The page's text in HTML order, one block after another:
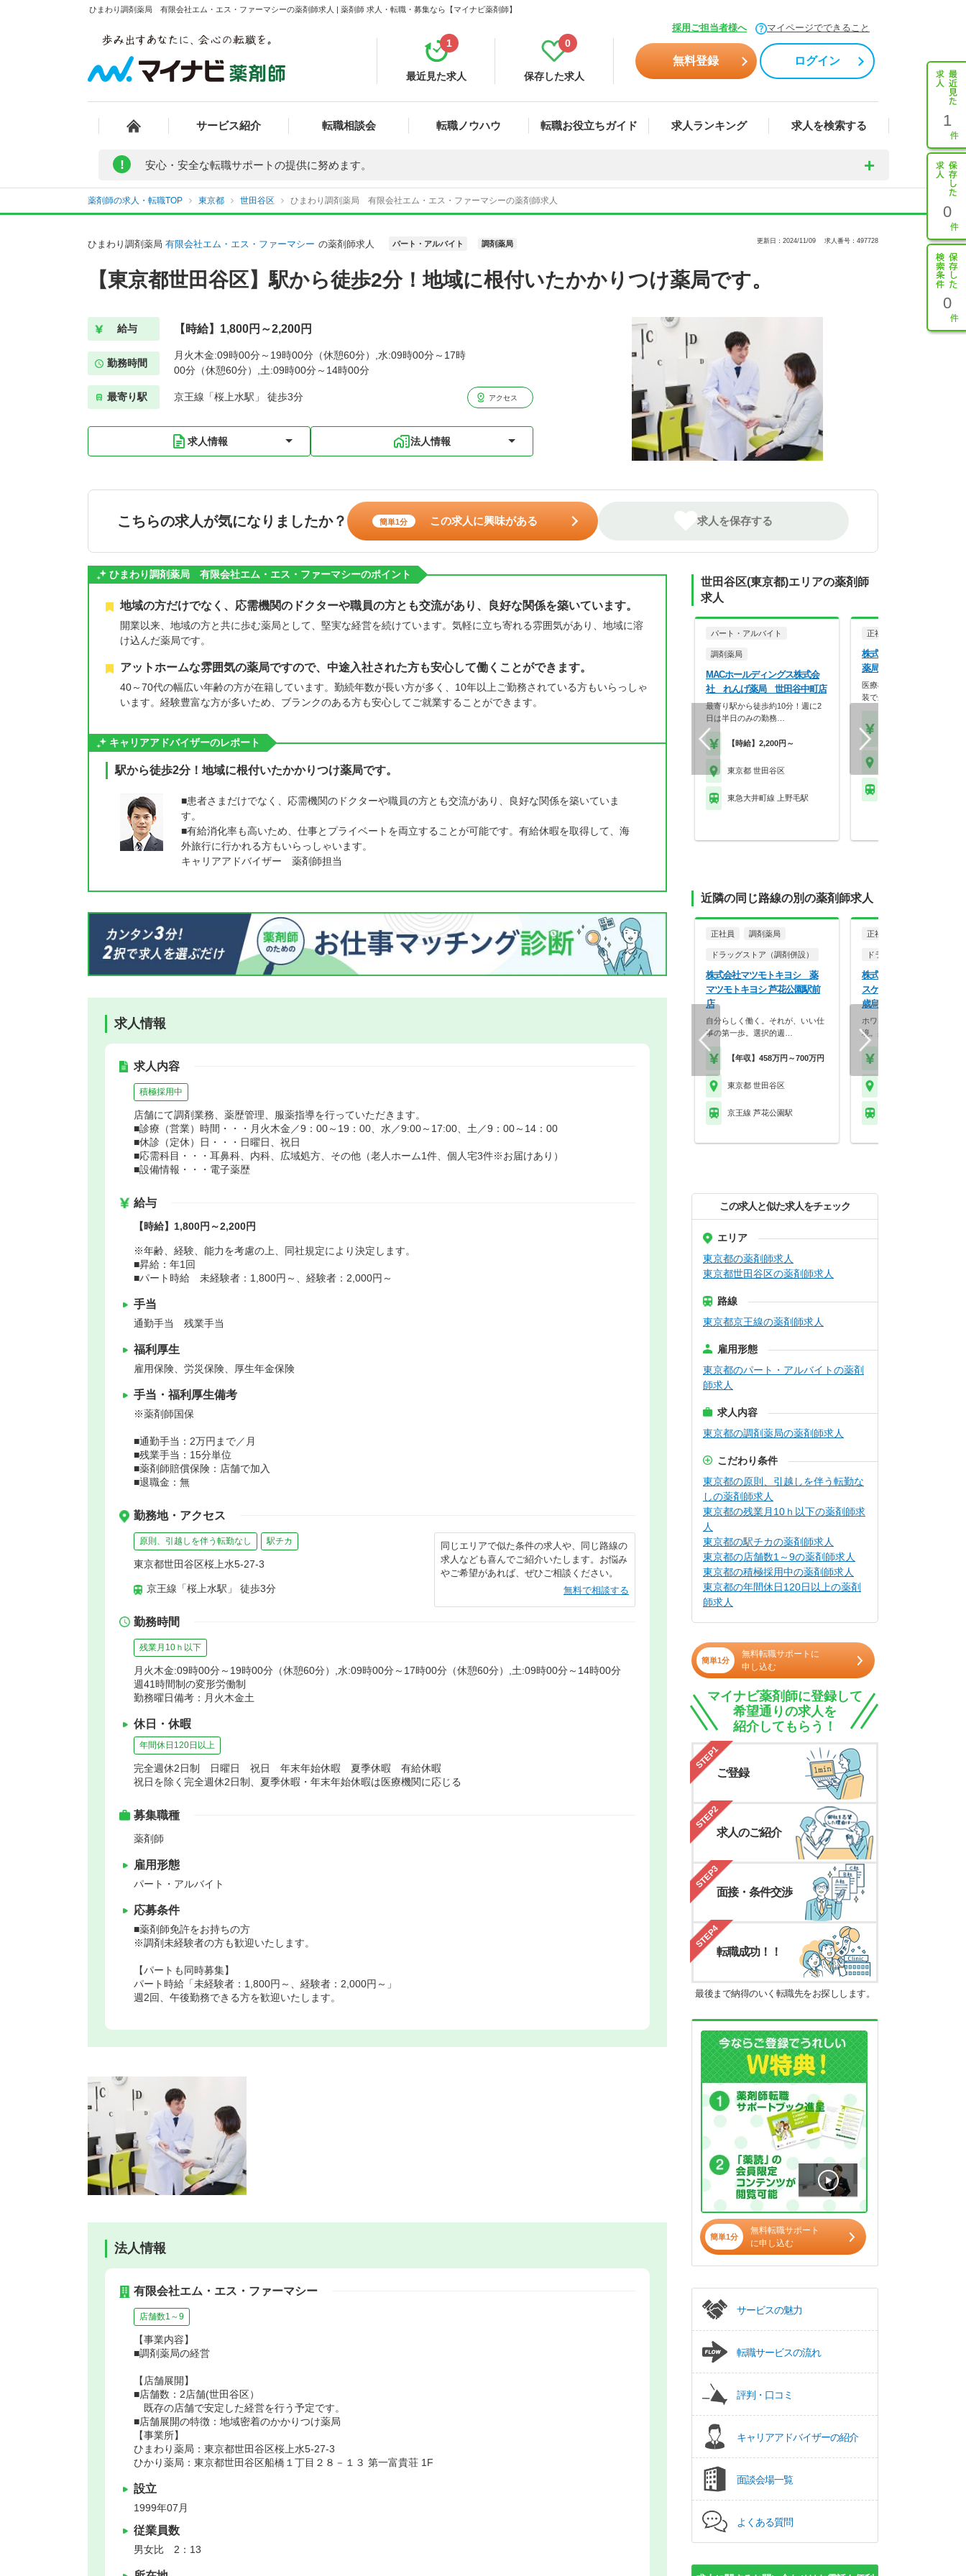
ひまわり調剤薬局 有限会社エム・エス・ファーマシーの薬剤師求人 | 薬剤師 求人・転職・募集なら【マイナビ薬剤師】
採用ご担当者様へ マイページでできること
最近見た求人
1
保存した求人
0
無料登録 ログイン
サービス紹介 転職相談会 転職ノウハウ 転職お役立ちガイド 求人ランキング 求人を検索する 1
0
0
! 安心・安全な転職サポートの提供に努めます。
薬剤師の求人・転職TOP 東京都 世田谷区 ひまわり調剤薬局 有限会社エム・エス・ファーマシーの薬剤師求人
ひまわり調剤薬局 有限会社エム・エス・ファーマシー の薬剤師求人 パート・アルバイト 調剤薬局 更新日：2024/11/09 求人番号：497728
【東京都世田谷区】駅から徒歩2分！地域に根付いたかかりつけ薬局です。
給与 【時給】1,800円～2,200円
勤務時間
月火木金:09時00分～19時00分（休憩60分）,水:09時00分～17時
00分（休憩60分）,土:09時00分～14時00分
最寄り駅 京王線「桜上水駅」 徒歩3分 アクセス
求人情報 法人情報
こちらの求人が気になりましたか？ 簡単1分 この求人に興味がある 求人を保存する
ひまわり調剤薬局 有限会社エム・エス・ファーマシーのポイント
地域の方だけでなく、応需機関のドクターや職員の方とも交流があり、良好な関係を築いています。
開業以来、地域の方と共に歩む薬局として、堅実な経営を続けています。気軽に立ち寄れる雰囲気があり、地域に溶
け込んだ薬局です。
アットホームな雰囲気の薬局ですので、中途入社された方も安心して働くことができます。
40～70代の幅広い年齢の方が在籍しています。勤続年数が長い方が多く、10年以上ご勤務されている方もいらっしゃ
います。経験豊富な方が多いため、ブランクのある方も安心してご就業することができます。
キャリアアドバイザーのレポート
駅から徒歩2分！地域に根付いたかかりつけ薬局です。
■患者さまだけでなく、応需機関のドクターや職員の方とも交流があり、良好な関係を築いていま
す。
■有給消化率も高いため、仕事とプライベートを両立することが可能です。有給休暇を取得して、海
外旅行に行かれる方もいらっしゃいます。
キャリアアドバイザー 薬剤師担当
求人情報
求人内容
積極採用中
店舗にて調剤業務、薬歴管理、服薬指導を行っていただきます。
■診療（営業）時間・・・月火木金／9：00～19：00、水／9:00～17:00、土／9：00～14：00
■休診（定休）日・・・日曜日、祝日
■応需科目・・・耳鼻科、内科、広域処方、その他（老人ホーム1件、個人宅3件※お届けあり）
■設備情報・・・電子薬歴
給与
【時給】1,800円～2,200円
※年齢、経験、能力を考慮の上、同社規定により決定します。
■昇給：年1回
■パート時給 未経験者：1,800円～、経験者：2,000円～
手当
通勤手当 残業手当
福利厚生
雇用保険、労災保険、厚生年金保険
手当・福利厚生備考
※薬剤師国保
■通勤手当：2万円まで／月
■残業手当：15分単位
■薬剤師賠償保険：店舗で加入
■退職金：無
勤務地・アクセス
原則、引越しを伴う転勤なし 駅チカ
東京都世田谷区桜上水5-27-3
京王線「桜上水駅」 徒歩3分
同じエリアで似た条件の求人や、同じ路線の
求人なども喜んでご紹介いたします。お悩み
やご希望があれば、ぜひご相談ください。
無料で相談する
勤務時間
残業月10ｈ以下
月火木金:09時00分～19時00分（休憩60分）,水:09時00分～17時00分（休憩60分）,土:09時00分～14時00分
週41時間制の変形労働制
勤務曜日備考：月火木金土
休日・休暇
年間休日120日以上
完全週休2日制 日曜日 祝日 年末年始休暇 夏季休暇 有給休暇
祝日を除く完全週休2日制、夏季休暇・年末年始休暇は医療機関に応じる
募集職種
薬剤師
雇用形態
パート・アルバイト
応募条件
■薬剤師免許をお持ちの方
※調剤未経験者の方も歓迎いたします。
【パートも同時募集】
パート時給「未経験者：1,800円～、経験者：2,000円～」
週2回、午後勤務できる方を歓迎いたします。
法人情報
有限会社エム・エス・ファーマシー
店舗数1～9
【事業内容】
■調剤薬局の経営
【店舗展開】
■店舗数：2店舗(世田谷区）
既存の店舗で安定した経営を行う予定です。
■店舗展開の特徴：地域密着のかかりつけ薬局
【事業所】
ひまわり薬局：東京都世田谷区桜上水5-27-3
ひかり薬局：東京都世田谷区船橋１丁目２８－１３ 第一富貴荘 1F
設立
1999年07月
従業員数
男女比 2：13
世田谷区(東京都)エリアの薬剤師
求人
パート・アルバイト
調剤薬局
MACホールディングス株式会
社 れんげ薬局 世田谷中町店
最寄り駅から徒歩約10分！週に2
日は半日のみの勤務…
【時給】2,200円～
東京都 世田谷区
東急大井町線 上野毛駅
正社員
株式会社カラーファーマ
薬局 おさかなやさん
医療機関を感じさせない外装
装で来るのが楽しくな…
近隣の同じ路線の別の薬剤師求人
正社員 調剤薬局
ドラッグストア（調剤併設）
株式会社マツモトキヨシ 薬
マツモトキヨシ 芦花公園駅前
店
自分らしく働く。それが、いい仕
事の第一歩。選択的週…
【年収】458万円～700万円
東京都 世田谷区
京王線 芦花公園駅
正社員
ドラッグストア（調剤併設
株式会社ココカラファイ
スケア ココカラファイ
歳烏山西口店
ホワイト500認定のクリーン
境。身だしなみの自…
この求人と似た求人をチェック
エリア
東京都の薬剤師求人
東京都世田谷区の薬剤師求人
路線
東京都京王線の薬剤師求人
雇用形態
東京都のパート・アルバイトの薬剤
師求人
求人内容
東京都の調剤薬局の薬剤師求人
こだわり条件
東京都の原則、引越しを伴う転勤な
しの薬剤師求人
東京都の残業月10ｈ以下の薬剤師求
人
東京都の駅チカの薬剤師求人
東京都の店舗数1～9の薬剤師求人
東京都の積極採用中の薬剤師求人
東京都の年間休日120日以上の薬剤
師求人
簡単1分
無料転職サポートに
申し込む
マイナビ薬剤師に登録して
希望通りの求人を
紹介してもらう！
STEP1
ご登録
STEP2
求人のご紹介
STEP3
面接・条件交渉
STEP4
転職成功！！
最後まで納得のいく転職先をお探しします。
簡単1分
無料転職サポート
に申し込む
サービスの魅力
転職サービスの流れ
評判・口コミ
キャリアアドバイザーの紹介
面談会場一覧
よくある質問